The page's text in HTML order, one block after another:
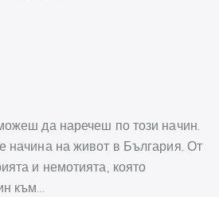
да наречеш по този начин.
начина на живот в България. От
и немотията, която
към…